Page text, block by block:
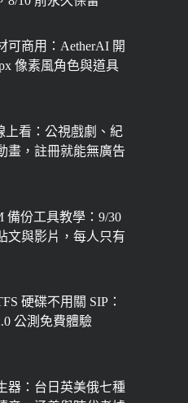
可商用：AetherAI 開
像素風角色與道具
上看：公視戲劇、紀
畫，註冊就能無廣告
備份工具教學：9/30
文與影片，每人只有
硬碟不用關 SIP：
公測免費體驗
器：台日英美俄七種